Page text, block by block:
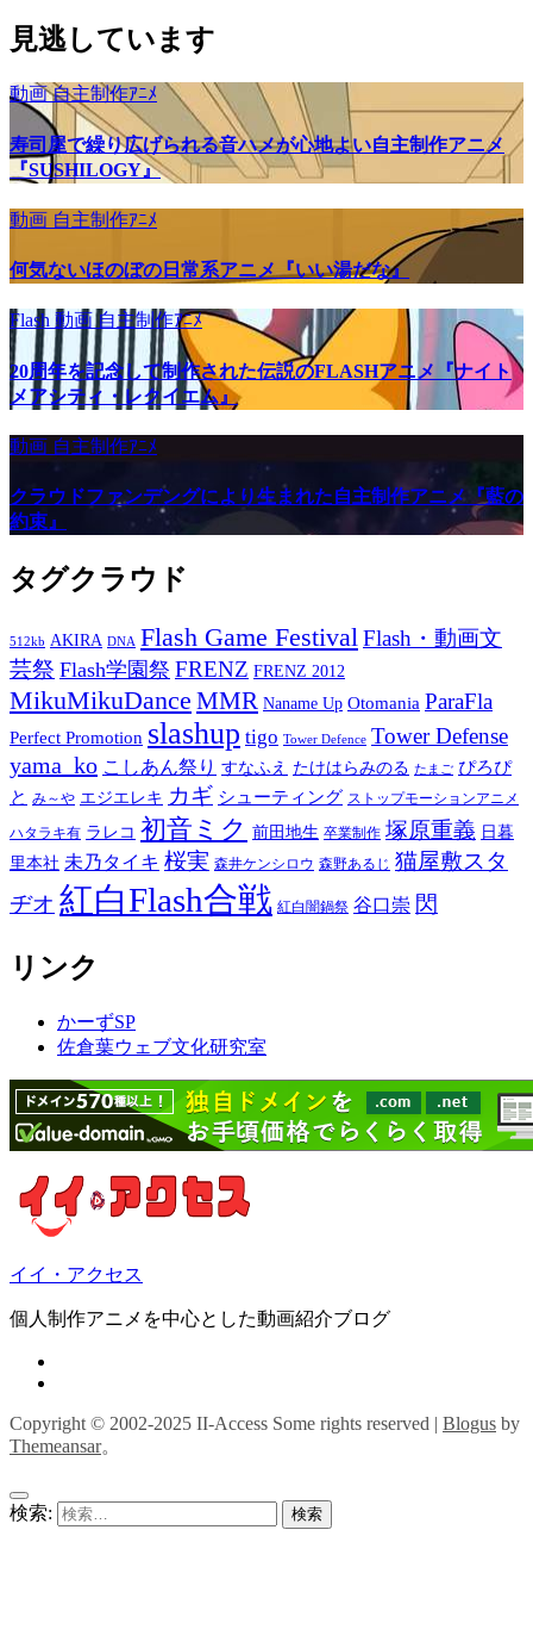
見逃しています
動画自主制作ｱﾆﾒ
寿司屋で繰り広げられる音ハメが心地よい自主制作アニメ
『SUSHILOGY』
動画 自主制作ｱﾆﾒ
何気ないほのぼの日常系アニメ『いい湯だな』
Flash 動画自主制作ｱﾆﾒ
20周年を記念して制作された伝説のFLASHアニメ『ナイト
メアシティ・レクイエム』
動画 自主制作ｱﾆﾒ
クラウドファンデングにより生まれた自主制作アニメ『藍の
約束』
タグクラウド
512kb AKIRA DNA Flash Game FestivalFlash・動画文
芸祭 Flash学園祭 FRENZ FRENZ 2012
MikuMikuDance MMR Naname Up Otomania ParaFla
Perfect Promotion slashup tigo Tower Defence Tower Defense
yama_ko こしあん祭り すなふえ たけはらみのる たまご ぴろぴ
と み～や エジエレキ カギ シューティング ストップモーションアニメ
ハタラキ有 ラレコ 初音ミク 前田地生 卒業制作 塚原重義 日暮
里本社 未乃タイキ 桜実 森井ケンシロウ 森野あるじ 猫屋敷スタ
ヂオ 紅白Flash合戦 紅白闇鍋祭 谷口崇 閃
リンク
かーずSP
佐倉葉ウェブ文化研究室
イイ・アクセス
個人制作アニメを中心とした動画紹介ブログ
Copyright © 2002-2025 II-Access Some rights reserved | Blogus by
Themeansar。
検索: